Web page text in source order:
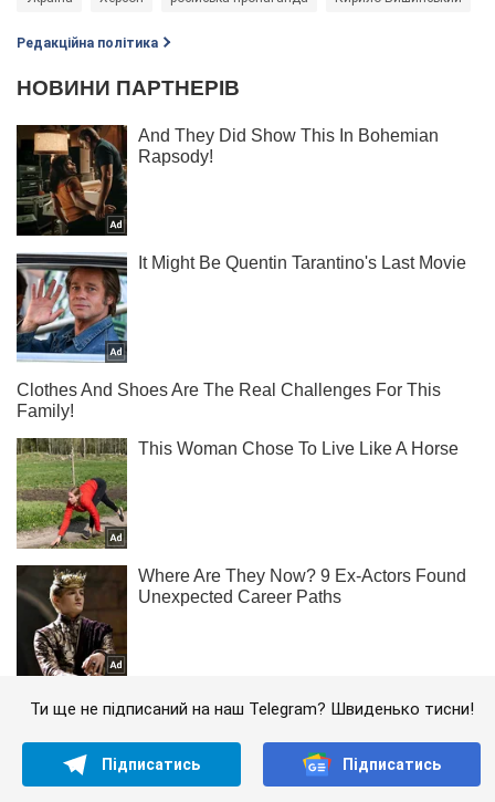
Редакційна політика
Ти ще не підписаний на наш Telegram? Швиденько тисни!
Підписатись Підписатись